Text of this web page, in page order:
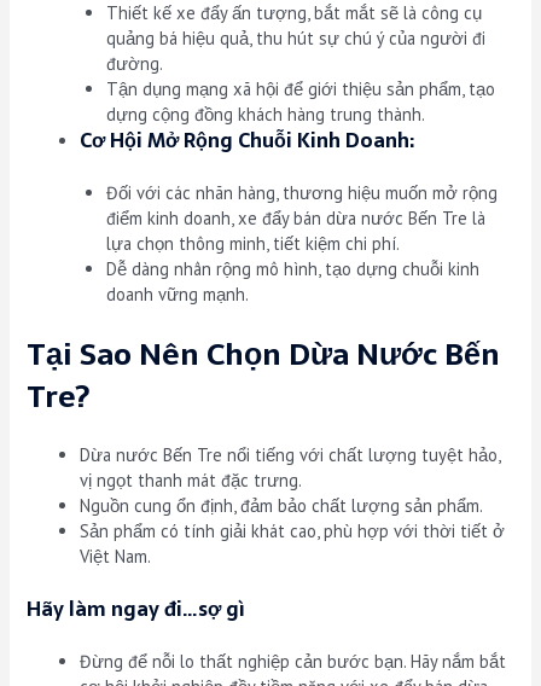
Thiết kế xe đẩy ấn tượng, bắt mắt sẽ là công cụ
quảng bá hiệu quả, thu hút sự chú ý của người đi
đường.
Tận dụng mạng xã hội để giới thiệu sản phẩm, tạo
dựng cộng đồng khách hàng trung thành.
Cơ Hội Mở Rộng Chuỗi Kinh Doanh:
Đối với các nhãn hàng, thương hiệu muốn mở rộng
điểm kinh doanh, xe đẩy bán dừa nước Bến Tre là
lựa chọn thông minh, tiết kiệm chi phí.
Dễ dàng nhân rộng mô hình, tạo dựng chuỗi kinh
doanh vững mạnh.
Tại Sao Nên Chọn Dừa Nước Bến
Tre?
Dừa nước Bến Tre nổi tiếng với chất lượng tuyệt hảo,
vị ngọt thanh mát đặc trưng.
Nguồn cung ổn định, đảm bảo chất lượng sản phẩm.
Sản phẩm có tính giải khát cao, phù hợp với thời tiết ở
Việt Nam.
Hãy làm ngay đi…sợ gì
Đừng để nỗi lo thất nghiệp cản bước bạn. Hãy nắm bắt